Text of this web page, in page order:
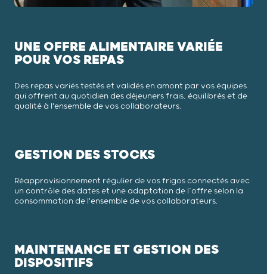
UNE OFFRE ALIMENTAIRE VARIÉE
POUR VOS REPAS
Des repas variés testés et validés en amont par vos équipes
qui offrent au quotidien des déjeuners frais, équilibrés et de
qualité à l'ensemble de vos collaborateurs.
GESTION DES STOCKS
Réapprovisionnement régulier de vos frigos connectés avec
un contrôle des dates et une adaptation de l’offre selon la
consommation de l'ensemble de vos collaborateurs.
MAINTENANCE ET GESTION DES
DISPOSITIFS